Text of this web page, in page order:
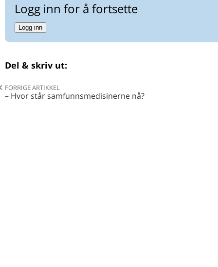
Logg inn for å fortsette
Logg inn
Del & skriv ut:
FORRIGE ARTIKKEL
– Hvor står samfunnsmedisinerne nå?